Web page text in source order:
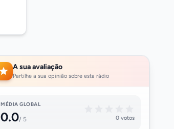
A sua avaliação
Partilhe a sua opinião sobre esta rádio
MÉDIA GLOBAL
0.0/ 5 0 votos